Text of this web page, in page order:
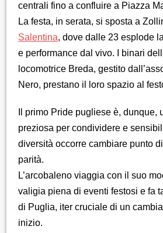
centrali fino a confluire a Piazza
La festa, in serata, si sposta a
Salentina, dove dalle 23 esplode
e performance dal vivo. I binari
locomotrice Breda, gestito
Nero, prestano il loro spazio al
Il primo Pride pugliese è, dunque,
preziosa per condividere e
diversità occorre cambiare punto
parità.
L’arcobaleno viaggia con il suo
valigia piena di eventi festosi e fa
di Puglia, iter cruciale di un
inizio.